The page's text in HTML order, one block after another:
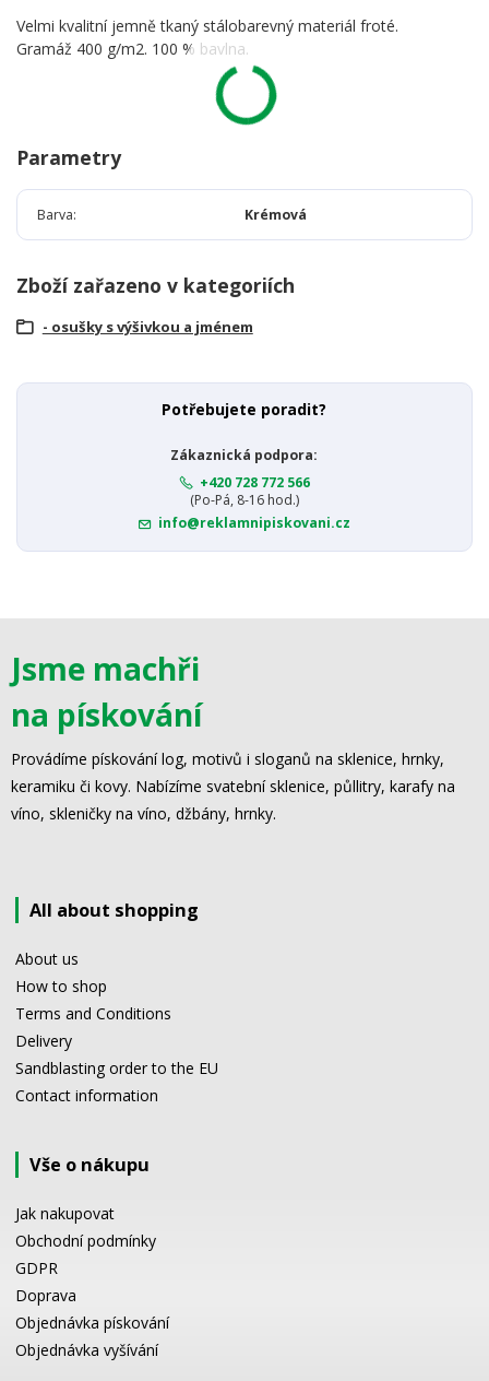
Velmi kvalitní jemně tkaný stálobarevný materiál froté.
Gramáž 400 g/m2. 100 % bavlna.
Parametry
Barva Krémová
Zboží zařazeno v kategoriích
- osušky s výšivkou a jménem
Potřebujete poradit?
Zákaznická podpora:
+420 728 772 566
(Po-Pá, 8-16 hod.)
info@reklamnipiskovani.cz
Jsme machři
na pískování
Provádíme pískování log, motivů i sloganů na sklenice, hrnky,
keramiku či kovy. Nabízíme svatební sklenice, půllitry, karafy na
víno, skleničky na víno, džbány, hrnky.
All about shopping
About us
How to shop
Terms and Conditions
Delivery
Sandblasting order to the EU
Contact information
Vše o nákupu
Jak nakupovat
Obchodní podmínky
GDPR
Doprava
Objednávka pískování
Objednávka vyšívání